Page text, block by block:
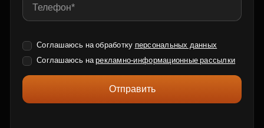
Соглашаюсь на обработку персональных данных
Соглашаюсь нарекламно-информационные рассылки
Отправить